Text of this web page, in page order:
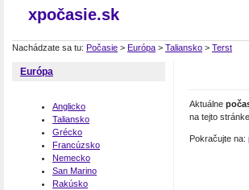
xpočasie.sk
Nachádzate sa tu: Počasie > Európa > Taliansko > Terst
Európa
Anglicko
Taliansko
Grécko
Francúzsko
Nemecko
San Marino
Rakúsko
Aktuálne
na tejto stránke.
Pokračujte na: